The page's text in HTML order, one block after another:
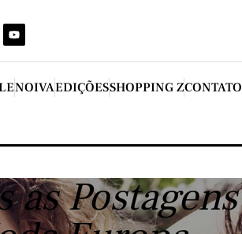
NOIVAEDIÇÕESSHOPPING ZCONTATO
as Postagens